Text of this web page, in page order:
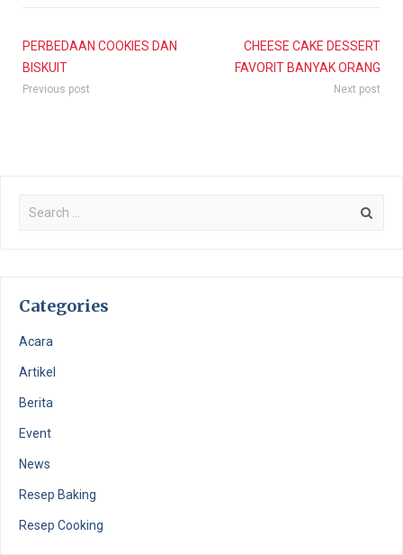
PERBEDAAN COOKIES DAN
BISKUIT
Previous post
CHEESE CAKE DESSERT
FAVORIT BANYAK ORANG
Next post
Categories
Acara
Artikel
Berita
Event
News
Resep Baking
Resep Cooking